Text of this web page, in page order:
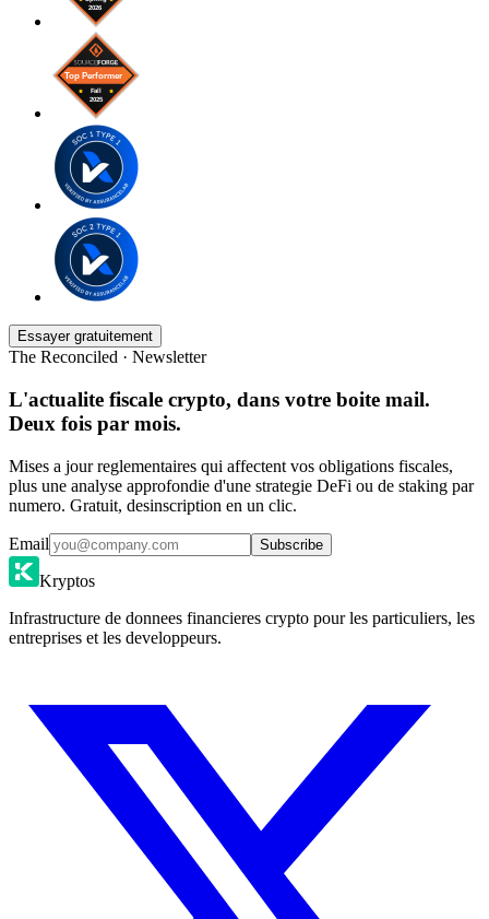
Essayer gratuitement
The Reconciled · Newsletter
L'actualite fiscale crypto, dans votre boite mail.
Deux fois par mois.
Mises a jour reglementaires qui affectent vos obligations fiscales,
plus une analyse approfondie d'une strategie DeFi ou de staking par
numero. Gratuit, desinscription en un clic.
Email Subscribe
Kryptos
Infrastructure de donnees financieres crypto pour les particuliers, les
entreprises et les developpeurs.